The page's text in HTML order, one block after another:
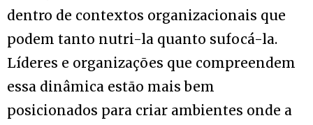
dentro de contextos organizacionais que
podem tanto nutri-la quanto sufocá-la.
Líderes e organizações que compreendem
essa dinâmica estão mais bem
posicionados para criar ambientes onde a